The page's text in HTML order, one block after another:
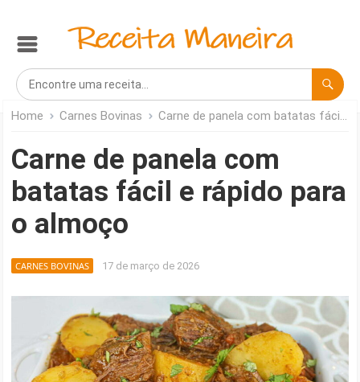
Home Carnes Bovinas Carne de panela com batatas fácil e rápido para o almoço
Carne de panela com
batatas fácil e rápido para
o almoço
CARNES BOVINAS 17 de março de 2026